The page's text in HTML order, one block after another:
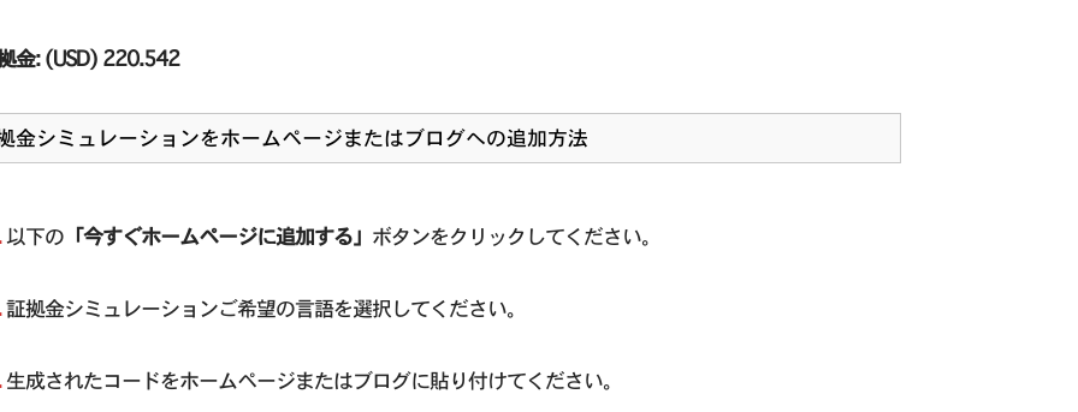
金: (USD) 220.542
金シミュレーションをホームページまたはブログへの追加方法
以下の 「今すぐホームページに追加する」 ボタンをクリックしてください。
証拠金シミュレーションご希望の言語を選択してください。
生成されたコードをホームページまたはブログに貼り付けてください。